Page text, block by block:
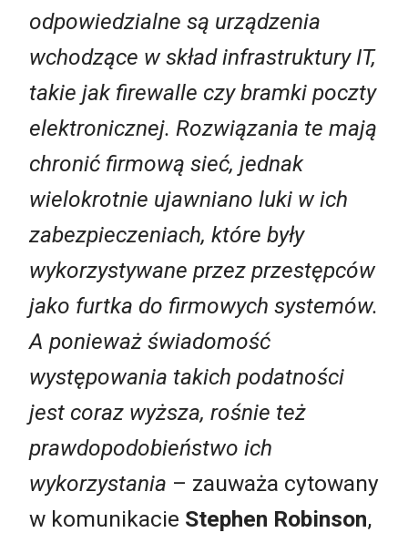
odpowiedzialne są urządzenia
wchodzące w skład infrastruktury IT,
takie jak firewalle czy bramki poczty
elektronicznej. Rozwiązania te mają
chronić firmową sieć, jednak
wielokrotnie ujawniano luki w ich
zabezpieczeniach, które były
wykorzystywane przez przestępców
jako furtka do firmowych systemów.
A ponieważ świadomość
występowania takich podatności
jest coraz wyższa, rośnie też
prawdopodobieństwo ich
wykorzystania – zauważa cytowany
w komunikacie Stephen Robinson,